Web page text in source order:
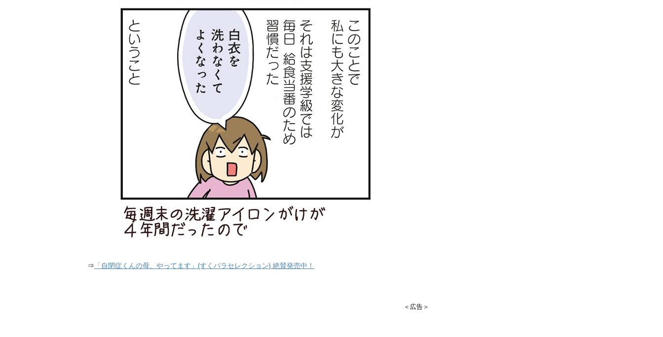
⇒ 「自閉症くんの母、やってます」(すくパラセレクション) 絶賛発売中！
＜広告＞